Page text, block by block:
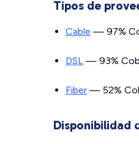
Tipos de
Cable — 97%
DSL — 93%
Fiber — 52%
Disponibilidad